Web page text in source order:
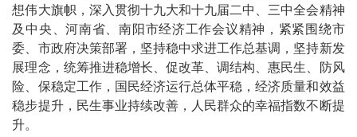
想伟大旗帜，深入贯彻十九大和十九届二中、三中全会精神
及中央、河南省、南阳市经济工作会议精神，紧紧围绕市
委、市政府决策部署，坚持稳中求进工作总基调，坚持新发
展理念，统筹推进稳增长、促改革、调结构、惠民生、防风
险、保稳定工作，国民经济运行总体平稳，经济质量和效益
稳步提升，民生事业持续改善，人民群众的幸福指数不断提
升。